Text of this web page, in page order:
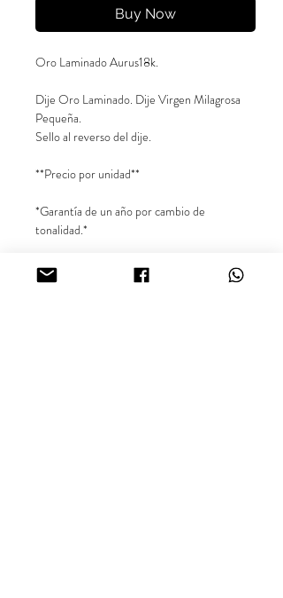
Buy Now
Oro Laminado Aurus18k.
Dije Oro Laminado. Dije Virgen Milagrosa
Pequeña.
Sello al reverso del dije.
**Precio por unidad**
*Garantía de un año por cambio de
tonalidad.*
** Precio exclusivo para el producto en
referencia. Las demás imágenes son